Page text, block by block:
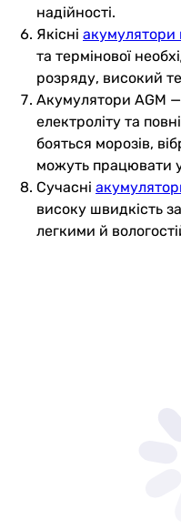
надійності.
Якісні акумулятори
та термінової
розряду, високий
Акумулятори AGM —
електроліту та
бояться морозів,
можуть працювати
Сучасні
високу швидкість
легкими й